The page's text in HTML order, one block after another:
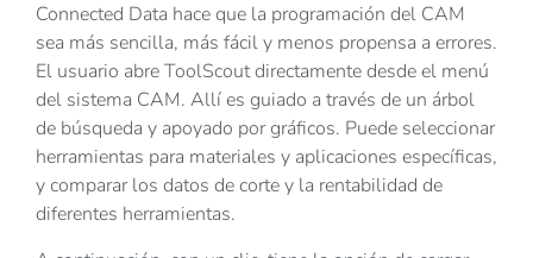
Connected Data hace que la programación del CAM
sea más sencilla, más fácil y menos propensa a errores.
El usuario abre ToolScout directamente desde el menú
del sistema CAM. Allí es guiado a través de un árbol
de búsqueda y apoyado por gráficos. Puede seleccionar
herramientas para materiales y aplicaciones específicas,
y comparar los datos de corte y la rentabilidad de
diferentes herramientas.